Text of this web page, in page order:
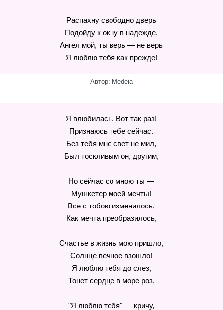
Распахну свободно дверь
Подойду к окну в надежде.
Ангел мой, ты верь — не верь
Я люблю тебя как прежде!
Автор: Medeia
Я влюбилась. Вот так раз!
Признаюсь тебе сейчас.
Без тебя мне свет не мил,
Был тоскливым он, другим,
Но сейчас со мною ты —
Мушкетер моей мечты!
Все с тобою изменилось,
Как мечта преобразилось,
Счастье в жизнь мою пришло,
Солнце вечное взошло!
Я люблю тебя до слез,
Тонет сердце в море роз,
"Я люблю тебя" — кричу,